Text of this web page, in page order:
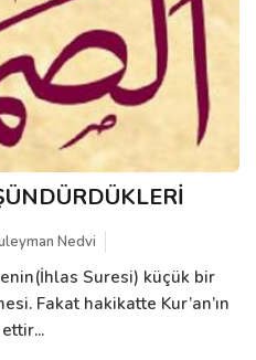
Nedvi
Suresi) küçük bir
Fakat hakikatte Kur’an’ın